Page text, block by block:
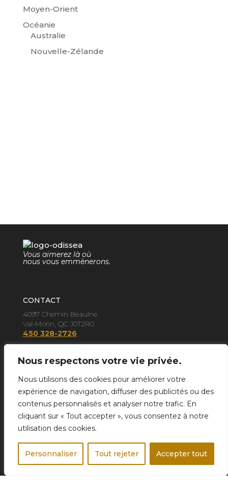
Nous respectons votre vie privée.
Nous utilisons des cookies pour améliorer votre
expérience de navigation, diffuser des publicités ou des
contenus personnalisés et analyser notre trafic. En
cliquant sur « Tout accepter », vous consentez à notre
utilisation des cookies.
Personnaliser Tout rejeter Accepter tout
Moyen-Orient
Océanie
Australie
Nouvelle-Zélande
Vous aimerez là où
nous vous emmènerons.
CONTACT
4097 Chemin Beaulne
Val-Morin, QC J0T2R0
450 328-2726
Conciergerie
Voyage d'affaires
Mariage à destination
Évènements corporatifs